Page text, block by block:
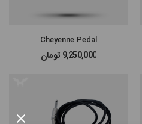
Cheyenne Pedal
9,250,000 تومان